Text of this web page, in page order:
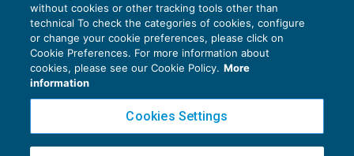
Privacy Policy
Cookie Policy
Copyright 2016 ©Gruppo Euroconference S.p.A.v2.32.4
without cookies or other tracking tools other than
technical To check the categories of cookies, configure
or change your cookie preferences, please click on
Cookie Preferences. For more information about
cookies, please see our Cookie Policy. More
information
Cookies Settings